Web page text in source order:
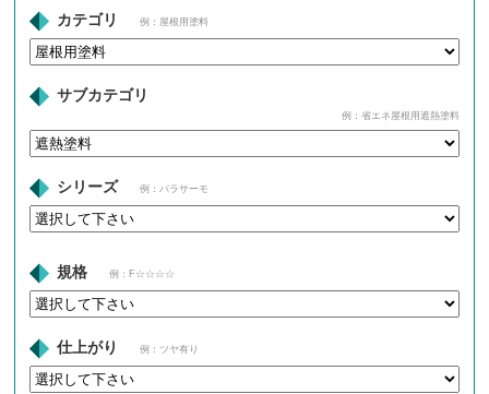
カテゴリ 例：屋根用塗料
サブカテゴリ
例：省エネ屋根用遮熱塗料
シリーズ 例：パラサーモ
規格 例：F☆☆☆☆
仕上がり 例：ツヤ有り